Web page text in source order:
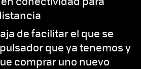
de facilitar el que se
que ya tenemos y
comprar uno nuevo